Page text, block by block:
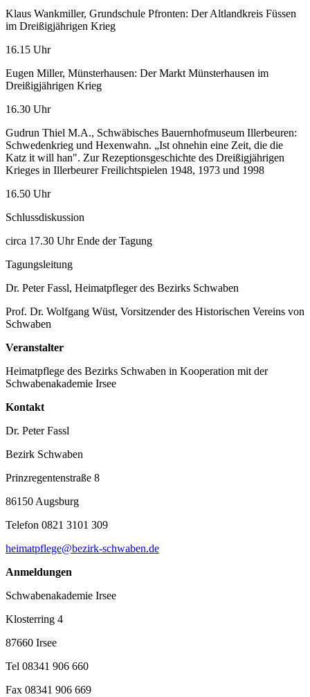
Klaus Wankmiller, Grundschule Pfronten: Der Altlandkreis Füssen
im Dreißigjährigen Krieg
16.15 Uhr
Eugen Miller, Münsterhausen: Der Markt Münsterhausen im
Dreißigjährigen Krieg
16.30 Uhr
Gudrun Thiel M.A., Schwäbisches Bauernhofmuseum Illerbeuren:
Schwedenkrieg und Hexenwahn. „Ist ohnehin eine Zeit, die die
Katz it will han". Zur Rezeptionsgeschichte des Dreißigjährigen
Krieges in Illerbeurer Freilichtspielen 1948, 1973 und 1998
16.50 Uhr
Schlussdiskussion
circa 17.30 Uhr Ende der Tagung
Tagungsleitung
Dr. Peter Fassl, Heimatpfleger des Bezirks Schwaben
Prof. Dr. Wolfgang Wüst, Vorsitzender des Historischen Vereins von
Schwaben
Veranstalter
Heimatpflege des Bezirks Schwaben in Kooperation mit der
Schwabenakademie Irsee
Kontakt
Dr. Peter Fassl
Bezirk Schwaben
Prinzregentenstraße 8
86150 Augsburg
Telefon 0821 3101 309
heimatpflege@bezirk-schwaben.de
Anmeldungen
Schwabenakademie Irsee
Klosterring 4
87660 Irsee
Tel 08341 906 660
Fax 08341 906 669